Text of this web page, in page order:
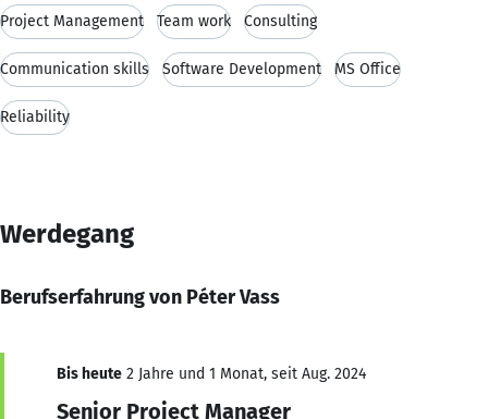
Project Management Team work Consulting
Communication skills Software Development MS Office
Reliability
Werdegang
Berufserfahrung von Péter Vass
Bis heute 2 Jahre und 1 Monat, seit Aug. 2024
Senior Project Manager